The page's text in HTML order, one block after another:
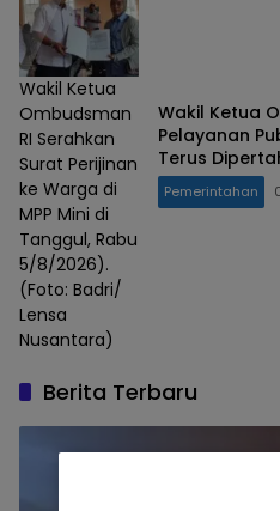
Wakil Ketua
Ombudsman
RI Serahkan
Surat Perijinan
ke Warga di
MPP Mini di
Tanggul, Rabu
5/8/2026).
(Foto: Badri/
Lensa
Nusantara)
Wakil Ketua
Pelayanan
Terus
Pemerintahan
Berita Terbaru